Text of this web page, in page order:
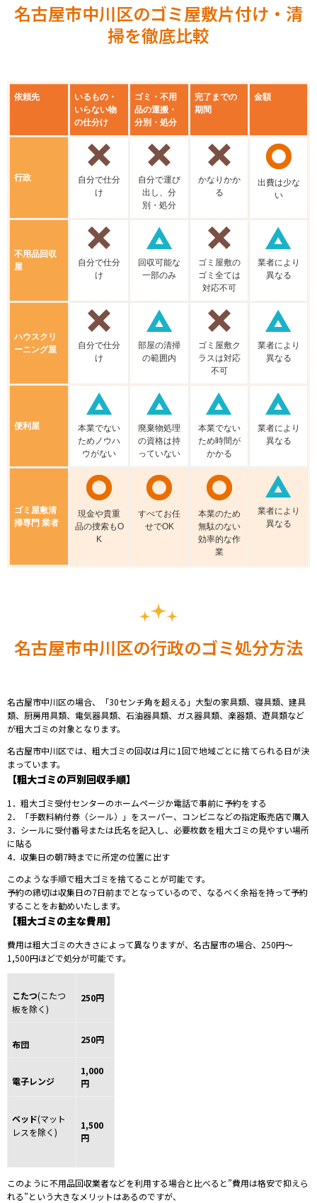
名古屋市中川区のゴミ屋敷片付け・清
掃を徹底比較
依頼先
いるもの・
いらない物
の仕分け
ゴミ・不用
品の運搬・
分別・処分
完了までの
期間
金額
行政
⾃分で仕分
け
⾃分で運び
出し、分
別・処分
かなりかか
る
出費は少な
い
不⽤品回収
屋
⾃分で仕分
け
回収可能な
⼀部のみ
ゴミ屋敷の
ゴミ全ては
対応不可
業者により
異なる
ハウスクリ
ーニング屋
⾃分で仕分
け
部屋の清掃
の範囲内
ゴミ屋敷ク
ラスは対応
不可
業者により
異なる
便利屋
本業でない
ためノウハ
ウがない
廃棄物処理
の資格は持
っていない
本業でない
ため時間が
かかる
業者により
異なる
ゴミ屋敷清
掃専門 業者
現⾦や貴重
品の捜索もO
K
すべてお任
せでOK
本業のため
無駄のない
効率的な作
業
業者により
異なる
名古屋市中川区の行政のゴミ処分方法
名古屋市中川区の場合、「30センチ角を超える」大型の家具類、寝具類、建具
類、厨房用具類、電気器具類、石油器具類、ガス器具類、楽器類、遊具類など
が粗大ゴミの対象となります。
名古屋市中川区では、粗大ゴミの回収は月に1回で地域ごとに捨てられる日が決
まっています。
【粗大ゴミの戸別回収手順】
1．粗大ゴミ受付センターのホームページか電話で事前に予約をする
2．「手数料納付券（シール）」をスーパー、コンビニなどの指定販売店で購入
3．シールに受付番号または氏名を記入し、必要枚数を粗大ゴミの見やすい場所
に貼る
4．収集日の朝7時までに所定の位置に出す
このような手順で粗大ゴミを捨てることが可能です。
予約の締切は収集日の7日前までとなっているので、なるべく余裕を持って予約
することをお勧めいたします。
【粗大ゴミの主な費用】
費用は粗大ゴミの大きさによって異なりますが、名古屋市の場合、250円～
1,500円ほどで処分が可能です。
こたつ(こたつ
板を除く)
250円
布団 250円
電子レンジ
1,000
円
ベッド(マット
レスを除く)
1,500
円
このように不用品回収業者などを利用する場合と比べると”費用は格安で抑えら
れる”という大きなメリットはあるのですが、